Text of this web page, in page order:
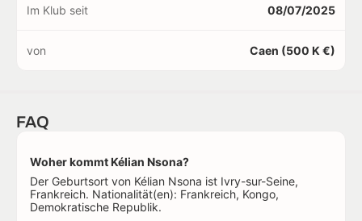
Im Klub seit 08/07/2025
von Caen (500 K €)
FAQ
Woher kommt Kélian Nsona?
Der Geburtsort von Kélian Nsona ist Ivry-sur-Seine,
Frankreich. Nationalität(en): Frankreich, Kongo,
Demokratische Republik.